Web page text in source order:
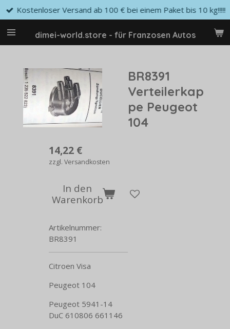
Zum
Hauptinhalt
springendimei-world.store - für Franzosen Autos
Kostenloser Versand ab 100 € bei einem Paket bis 10 kg!!!!!
BR8391
Verteilerkap
pe Peugeot
104
14,22 €
zzgl. Versandkosten
In den
Warenkorb
Artikelnummer:
BR8391
Citroen Visa
Peugeot 104
Peugeot 5941-14
DuC 610806 661146